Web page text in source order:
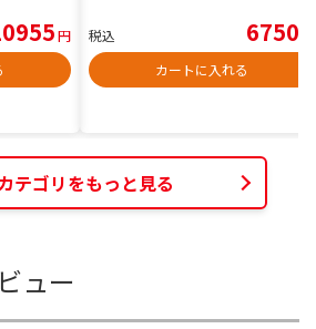
円
税込 6750
カートに入れる
テゴリをもっと見る
ュー